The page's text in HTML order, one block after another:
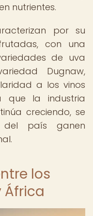
nutrientes.
por su
con una
de uva
Dugnaw,
a los vinos
que la industria
creciendo, se
país ganen
los
África